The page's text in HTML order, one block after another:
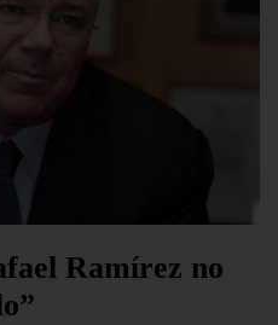
Ramírez no